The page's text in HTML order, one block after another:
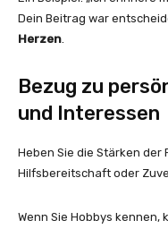
Dein Beitrag war
Herzen
Bezug zu
und Interessen
Heben Sie die Stärken der
Hilfsbereitschaft oder
Wenn Sie Hobbys